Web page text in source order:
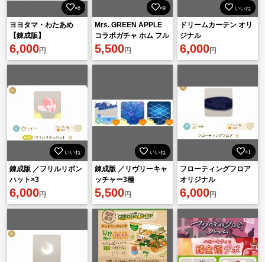
×6
ヨヨタマ・わたあめ
【錬成版】
6,000円
×9
Mrs. GREEN APPLE
コラボガチャ ホム フル
セット 🎁青林檎のヘタ
✖️3
5,500円
いいね
ドリームカーテン オリ
ジナル
6,000円
いいね
錬成版 ／フリルリボン
ハット×3
6,000円
いいね
錬成版 ／リヴリーキャ
ッチャー3種
5,500円
×1
フローティングフロア
オリジナル
6,000円